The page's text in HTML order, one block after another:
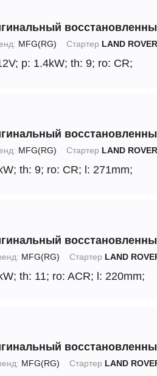
MFG(RG) Стартер LAND ROVER
p: 1.4kW; th: 9; ro: CR;
MFG(RG) Стартер LAND ROVER
th: 9; ro: CR; l: 271mm;
MFG(RG) Стартер LAND
th: 11; ro: ACR; l: 220mm;
MFG(RG) Стартер LAND